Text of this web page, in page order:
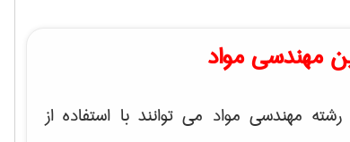
مهندسی مواد
مهندسی مواد می توانند با استفاده از